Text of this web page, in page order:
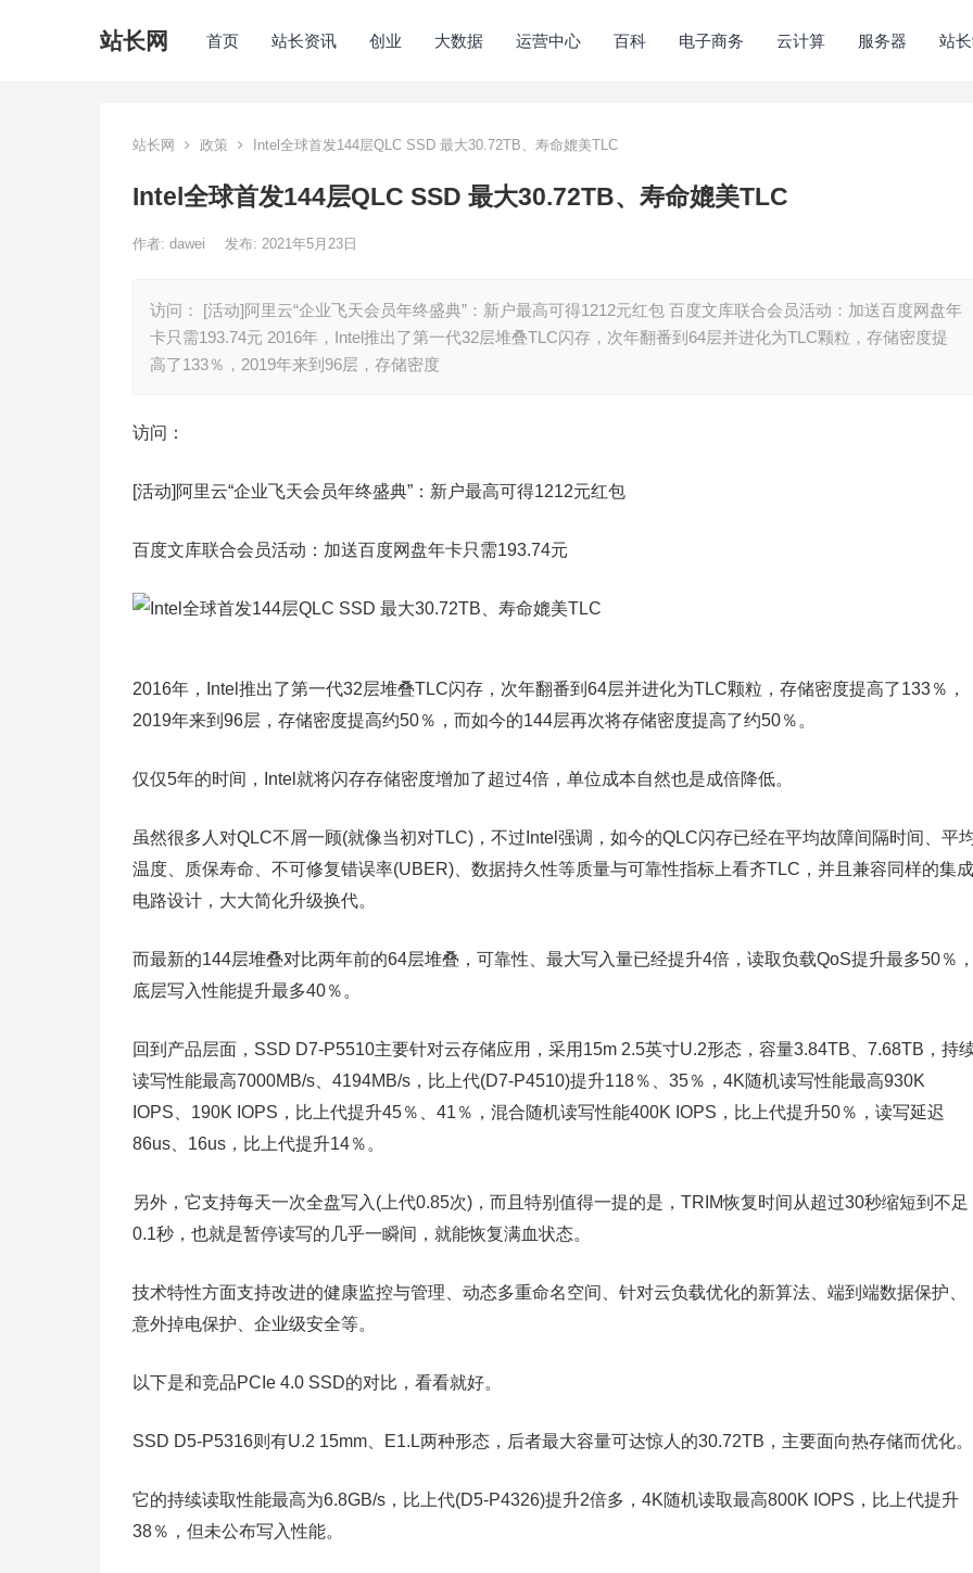
站长网 首页 站长资讯 创业 大数据 运营中心 百科 电子商务 云计算 服务器 站
站长网 政策 Intel全球首发144层QLC SSD 最大30.72TB、寿命媲美TLC
Intel全球首发144层QLC SSD 最大30.72TB、寿命媲美TLC
作者: dawei 发布: 2021年5月23日
访问： [活动]阿里云“企业飞天会员年终盛典”：新户最高可得1212元红包 百度文库联合会员活动：加送百度网盘年
卡只需193.74元 2016年，Intel推出了第一代32层堆叠TLC闪存，次年翻番到64层并进化为TLC颗粒，存储密度提
高了133％，2019年来到96层，存储密度
访问：
[活动]阿里云“企业飞天会员年终盛典”：新户最高可得1212元红包
百度文库联合会员活动：加送百度网盘年卡只需193.74元
2016年，Intel推出了第一代32层堆叠TLC闪存，次年翻番到64层并进化为TLC颗粒，存储密度提高了133％，
2019年来到96层，存储密度提高约50％，而如今的144层再次将存储密度提高了约50％。
仅仅5年的时间，Intel就将闪存存储密度增加了超过4倍，单位成本自然也是成倍降低。
虽然很多人对QLC不屑一顾(就像当初对TLC)，不过Intel强调，如今的QLC闪存已经在平均故障间隔时间、平
温度、质保寿命、不可修复错误率(UBER)、数据持久性等质量与可靠性指标上看齐TLC，并且兼容同样的集成
电路设计，大大简化升级换代。
而最新的144层堆叠对比两年前的64层堆叠，可靠性、最大写入量已经提升4倍，读取负载QoS提升最多50％
底层写入性能提升最多40％。
回到产品层面，SSD D7-P5510主要针对云存储应用，采用15m 2.5英寸U.2形态，容量3.84TB、7.68TB，持
读写性能最高7000MB/s、4194MB/s，比上代(D7-P4510)提升118％、35％，4K随机读写性能最高930K
IOPS、190K IOPS，比上代提升45％、41％，混合随机读写性能400K IOPS，比上代提升50％，读写延迟
86us、16us，比上代提升14％。
另外，它支持每天一次全盘写入(上代0.85次)，而且特别值得一提的是，TRIM恢复时间从超过30秒缩短到不足
0.1秒，也就是暂停读写的几乎一瞬间，就能恢复满血状态。
技术特性方面支持改进的健康监控与管理、动态多重命名空间、针对云负载优化的新算法、端到端数据保护、
意外掉电保护、企业级安全等。
以下是和竞品PCIe 4.0 SSD的对比，看看就好。
SSD D5-P5316则有U.2 15mm、E1.L两种形态，后者最大容量可达惊人的30.72TB，主要面向热存储而优化。
它的持续读取性能最高为6.8GB/s，比上代(D5-P4326)提升2倍多，4K随机读取最高800K IOPS，比上代提升
38％，但未公布写入性能。